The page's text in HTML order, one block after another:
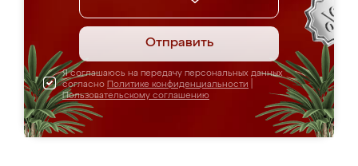
Отправить
Я соглашаюсь на передачу персональных данных
согласно Политике конфиденциальности
Пользовательскому соглашению